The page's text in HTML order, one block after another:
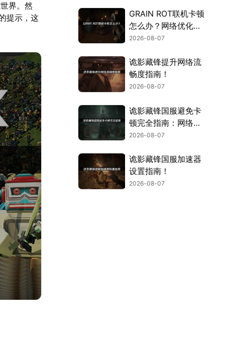
界。然
提示，这
GRAIN ROT联机卡顿
怎么办？网络优化解
决方案！
2026-08-07
诡影藏锋提升网络流
畅度指南！
2026-08-07
诡影藏锋国服避免卡
顿完全指南：网络优
化与解决技巧！
2026-08-07
诡影藏锋国服加速器
设置指南！
2026-08-07